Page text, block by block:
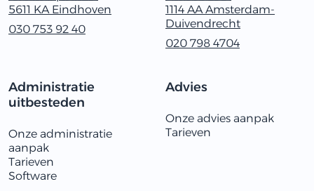
5611 KA Eindhoven
030‭ ‬753‭ ‬92‭ ‬40
1114 AA Amsterdam-
Duivendrecht
020 798 4704
Administratie
uitbesteden
Onze administratie
aanpak
Tarieven
Software
Advies
Onze advies aanpak
Tarieven